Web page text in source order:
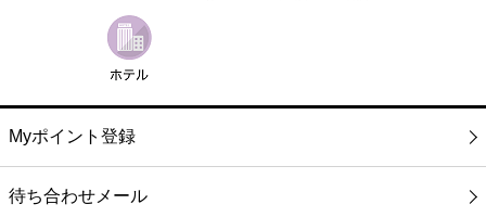
Myポイント登録
待ち合わせメール